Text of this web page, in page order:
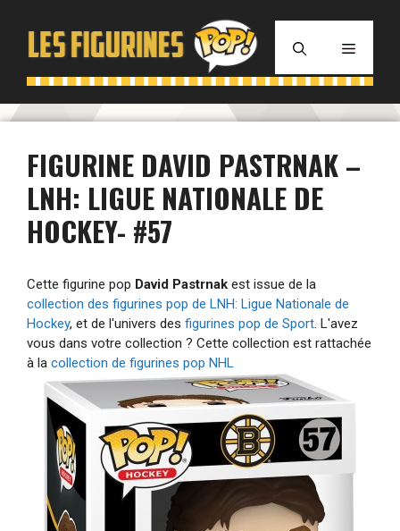
contenu
MENU
FIGURINE DAVID PASTRNAK –
LNH: LIGUE NATIONALE DE
HOCKEY- #57
Cette figurine pop David Pastrnak est issue de la
collection des figurines pop de LNH: Ligue Nationale de
Hockey, et de l'univers des figurines pop de Sport. L'avez
vous dans votre collection ? Cette collection est rattachée
à la collection de figurines pop NHL